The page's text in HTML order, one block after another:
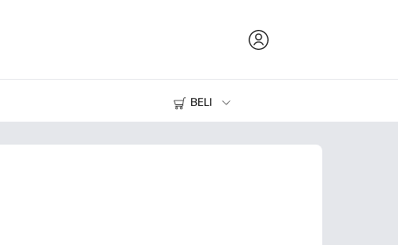
BELI
Printer